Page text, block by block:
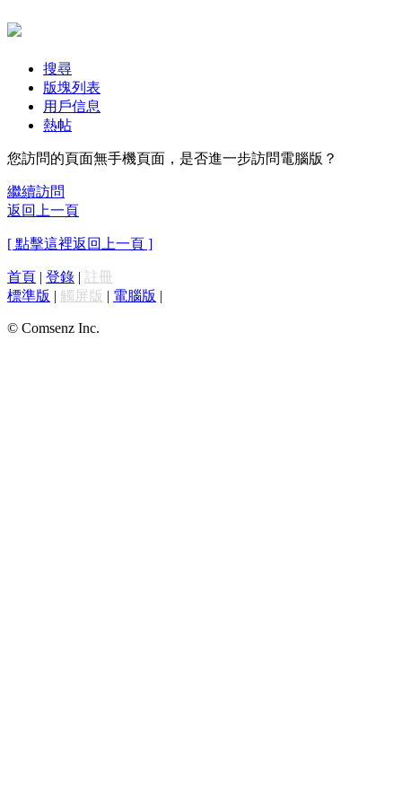
搜尋
版塊列表
用戶信息
熱帖
您訪問的頁面無手機頁面，是否進一步訪問電腦版？
繼續訪問
返回上一頁
[ 點擊這裡返回上一頁 ]
首頁 | 登錄 | 註冊
標準版 | 觸屏版 | 電腦版 |
© Comsenz Inc.